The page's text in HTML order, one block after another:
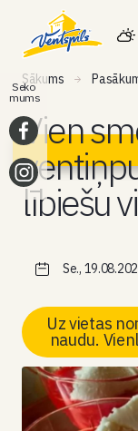
Sākums
Vien
lībiešu
Se.,
Uz vietas
naudu.
Seko
mums